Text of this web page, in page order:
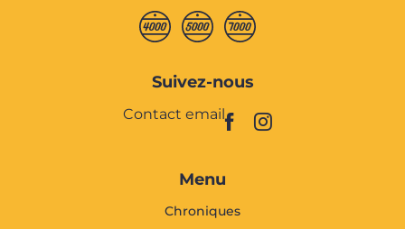
Suivez-nous
Contact email
Menu
Chroniques